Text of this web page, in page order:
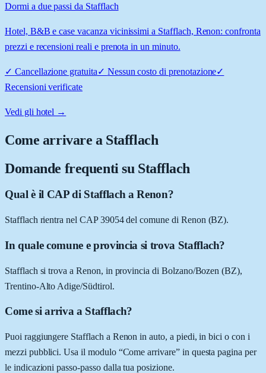
Dormi a due passi da Stafflach
Hotel, B&B e case vacanza vicinissimi a Stafflach, Renon: confronta
prezzi e recensioni reali e prenota in un minuto.
✓ Cancellazione gratuita✓ Nessun costo di prenotazione✓
Recensioni verificate
Vedi gli hotel →
Come arrivare a Stafflach
Domande frequenti su Stafflach
Qual è il CAP di Stafflach a Renon?
Stafflach rientra nel CAP 39054 del comune di Renon (BZ).
In quale comune e provincia si trova Stafflach?
Stafflach si trova a Renon, in provincia di Bolzano/Bozen (BZ),
Trentino-Alto Adige/Südtirol.
Come si arriva a Stafflach?
Puoi raggiungere Stafflach a Renon in auto, a piedi, in bici o con i
mezzi pubblici. Usa il modulo “Come arrivare” in questa pagina per
le indicazioni passo-passo dalla tua posizione.